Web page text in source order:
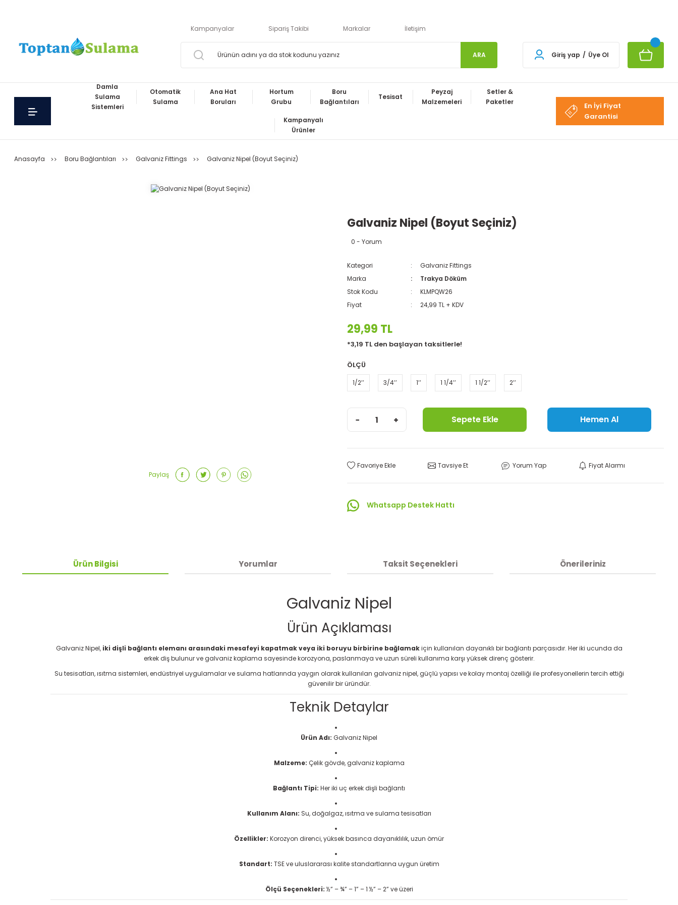
Kampanyalar Sipariş Takibi Markalar İletişim
ARA Giriş yap / Üye Ol
Damla
Sulama
Sistemleri
Otomatik
Sulama
Ana Hat
Boruları
Hortum
Grubu
Boru
Bağlantıları
Tesisat
Peyzaj
Malzemeleri
Setler &
Paketler
Kampanyalı
Ürünler
En İyi Fiyat
Garantisi
Anasayfa Boru Bağlantıları Galvaniz Fittings Galvaniz Nipel (Boyut Seçiniz)
Paylaş
Galvaniz Nipel (Boyut Seçiniz)
0 - Yorum
Kategori
Galvaniz Fittings
Marka
Trakya Döküm
Stok Kodu
KLMPQW26
Fiyat
24,99 TL + KDV
29,99 TL
*3,19 TL den başlayan taksitlerle!
ÖLÇÜ
1/2’’ 3/4’’ 1’’ 1 1/4’’ 1 1/2’’ 2’’
Sepete Ekle Hemen Al
Tavsiye Et Yorum Yap Fiyat Alarmı
Whatsapp Destek Hattı
Ürün Bilgisi Yorumlar Taksit Seçenekleri Önerileriniz
Galvaniz Nipel
Ürün Açıklaması
Galvaniz Nipel, iki dişli bağlantı elemanı arasındaki mesafeyi kapatmak veya iki boruyu birbirine bağlamakiçin kullanılan dayanıklı bir bağlantı parçasıdır. Her iki ucunda da
erkek diş bulunur ve galvaniz kaplama sayesinde korozyona, paslanmaya ve uzun süreli kullanıma karşı yüksek direnç gösterir.
Su tesisatları, ısıtma sistemleri, endüstriyel uygulamalar ve sulama hatlarında yaygın olarak kullanılan galvaniz nipel, güçlü yapısı ve kolay montaj özelliği ile profesyonellerin tercih ettiği
güvenilir bir üründür.
Teknik Detaylar
Ürün Adı: Galvaniz Nipel
Malzeme: Çelik gövde, galvaniz kaplama
Bağlantı Tipi: Her iki uç erkek dişli bağlantı
Kullanım Alanı: Su, doğalgaz, ısıtma ve sulama tesisatları
Özellikler: Korozyon direnci, yüksek basınca dayanıklılık, uzun ömür
Standart: TSE ve uluslararası kalite standartlarına uygun üretim
Ölçü Seçenekleri: ½” – ¾” – 1” – 1 ½” – 2” ve üzeri